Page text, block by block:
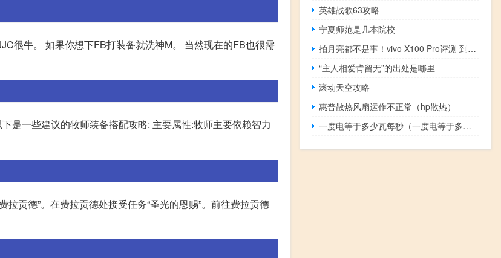
很牛。 如果你想下FB打装备就洗神M。 当然现在的FB也很需
是一些建议的牧师装备搭配攻略: 主要属性:牧师主要依赖智力
贡德”。在费拉贡德处接受任务“圣光的恩赐”。前往费拉贡德
英雄战歌63攻略
宁夏师范是几本院校
拍月亮都不是事！vivo X100 Pro评测 到底什么情况嘞
“主人相爱肯留无”的出处是哪里
滚动天空攻略
惠普散热风扇运作不正常（hp散热）
一度电等于多少瓦每秒（一度电等于多少瓦）